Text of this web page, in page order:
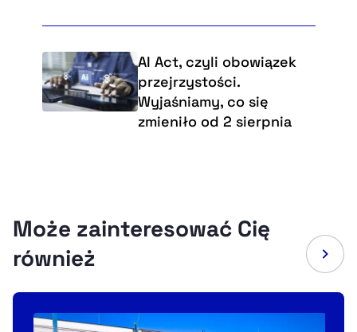
AI Act, czyli obowiązek
przejrzystości.
Wyjaśniamy, co się
zmieniło od 2 sierpnia
Może zainteresować Cię
również